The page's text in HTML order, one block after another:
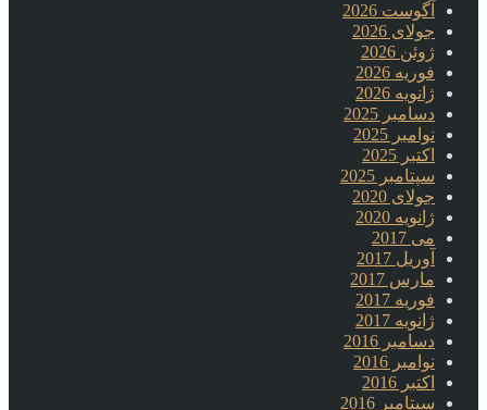
آگوست 2026
جولای 2026
ژوئن 2026
فوریه 2026
ژانویه 2026
دسامبر 2025
نوامبر 2025
اکتبر 2025
سپتامبر 2025
جولای 2020
ژانویه 2020
می 2017
آوریل 2017
مارس 2017
فوریه 2017
ژانویه 2017
دسامبر 2016
نوامبر 2016
اکتبر 2016
سپتامبر 2016